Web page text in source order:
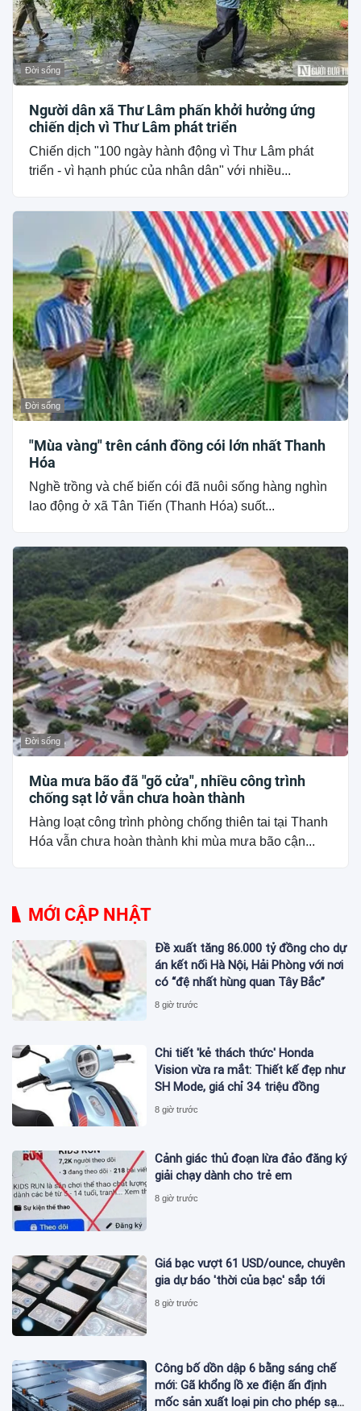
Đời sống
Người dân xã Thư Lâm phấn khởi hưởng ứng
chiến dịch vì Thư Lâm phát triển
Chiến dịch "100 ngày hành động vì Thư Lâm phát
triển - vì hạnh phúc của nhân dân" với nhiều...
Đời sống
"Mùa vàng" trên cánh đồng cói lớn nhất Thanh
Hóa
Nghề trồng và chế biến cói đã nuôi sống hàng nghìn
lao động ở xã Tân Tiến (Thanh Hóa) suốt...
Đời sống
Mùa mưa bão đã "gõ cửa", nhiều công trình
chống sạt lở vẫn chưa hoàn thành
Hàng loạt công trình phòng chống thiên tai tại Thanh
Hóa vẫn chưa hoàn thành khi mùa mưa bão cận...
MỚI CẬP NHẬT
Đề xuất tăng 86.000 tỷ đồng cho dự
án kết nối Hà Nội, Hải Phòng với nơi
có “đệ nhất hùng quan Tây Bắc”
8 giờ trước
Chi tiết 'kẻ thách thức' Honda
Vision vừa ra mắt: Thiết kế đẹp như
SH Mode, giá chỉ 34 triệu đồng
8 giờ trước
Cảnh giác thủ đoạn lừa đảo đăng ký
giải chạy dành cho trẻ em
8 giờ trước
Giá bạc vượt 61 USD/ounce, chuyên
gia dự báo 'thời của bạc' sắp tới
8 giờ trước
Công bố dồn dập 6 bằng sáng chế
mới: Gã khổng lồ xe điện ấn định
mốc sản xuất loại pin cho phép sạc